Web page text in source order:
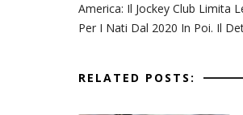
America: Il Jockey Club Limita
Per I Nati Dal 2020 In Poi. Il
RELATED POSTS: